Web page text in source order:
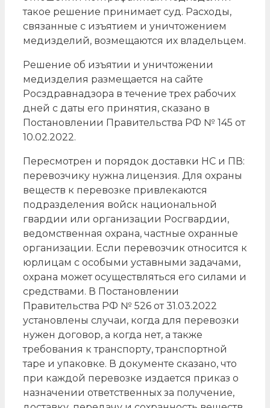
такое решение принимает суд. Расходы,
связанные с изъятием и уничтожением
медизделий, возмещаются их владельцем.
Решение об изъятии и уничтожении
медизделия размещается на сайте
Росздравнадзора в течение трех рабочих
дней с даты его принятия, сказано в
Постановлении Правительства РФ № 145 от
10.02.2022.
Пересмотрен и порядок доставки НС и ПВ:
перевозчику нужна лицензия. Для охраны
веществ к перевозке привлекаются
подразделения войск национальной
гвардии или организации Росгвардии,
ведомственная охрана, частные охранные
организации. Если перевозчик относится к
юрлицам с особыми уставными задачами,
охрана может осуществляться его силами и
средствами. В Постановлении
Правительства РФ № 526 от 31.03.2022
установлены случаи, когда для перевозки
нужен договор, а когда нет, а также
требования к транспорту, транспортной
таре и упаковке. В документе сказано, что
при каждой перевозке издается приказ о
назначении ответственных за получение,